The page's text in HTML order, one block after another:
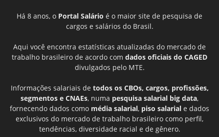
Há 8 anos, o Portal Salário é o maior site de pesquisa de
cargos e salários do Brasil.
Aqui você encontra estatísticas atualizadas do mercado de
trabalho brasileiro de acordo com dados oficiais do CAGED
divulgados pelo MTE.
Informações salariais de todos os CBOs, cargos, profissões,
segmentos e CNAEs, numa pesquisa salarial big data,
fornecendo dados como média salarial, piso salarial e dados
exclusivos do mercado de trabalho brasileiro como perfil,
tendências, diversidade racial e de gênero.